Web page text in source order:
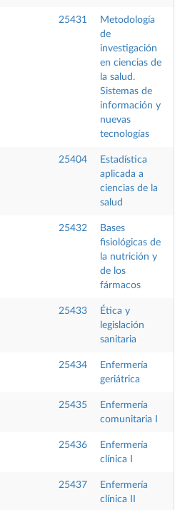
25431
Metodología
de
investigación
en ciencias de
la salud.
Sistemas de
información y
nuevas
tecnologías
25404
Estadística
aplicada a
ciencias de la
salud
25432
Bases
fisiológicas de
la nutrición y
de los
fármacos
25433
Ética y
legislación
sanitaria
25434
Enfermería
geriátrica
25435
Enfermería
comunitaria I
25436
Enfermería
clínica I
25437
Enfermería
clínica II